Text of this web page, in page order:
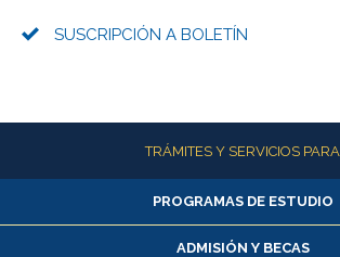
SUSCRIPCIÓN A BOLETÍN
Más informaciónTRÁMITES Y SERVICIOS PARA
Alumnas/os y exalumnas/os
Matrícula en línea
PROGRAMAS DE ESTUDIO
ADMISIÓN Y BECAS